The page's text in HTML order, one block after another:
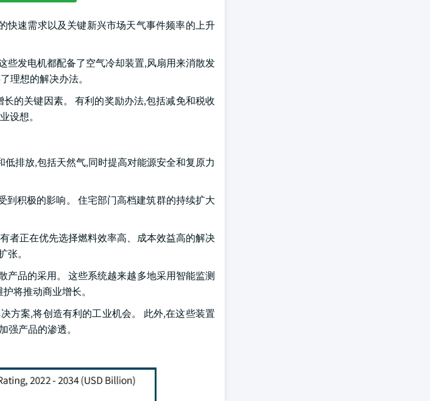
快速需求以及关键新兴市场天气事件频率的上升
些发电机都配备了空气冷却装置,风扇用来消散发
理想的解决办法。
的关键因素。 有利的奖励办法,包括减免和税收
设想。
排放,包括天然气,同时提高对能源安全和复原力
到积极的影响。 住宅部门高档建筑群的持续扩大
者正在优先选择燃料效率高、成本效益高的解决
。
品的采用。 这些系统越来越多地采用智能监测
将推动商业增长。
方案,将创造有利的工业机会。 此外,在这些装置
产品的渗透。